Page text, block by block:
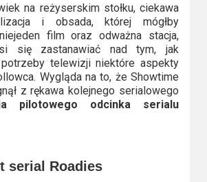
na reżyserskim stołku, ciekawa
i obsada, której mógłby
film oraz odważna stacja,
się zastanawiać nad tym, jak
telewizji niektóre aspekty
Wygląda na to, że Showtime
z rękawa kolejnego serialowego
pilotowego odcinka serialu
serial Roadies